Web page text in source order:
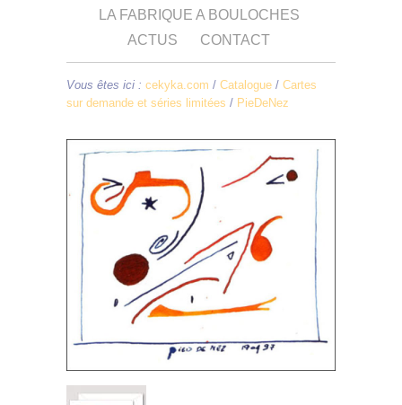
LA FABRIQUE A BOULOCHES
ACTUS
CONTACT
Vous êtes ici : cekyka.com / Catalogue / Cartes
sur demande et séries limitées / PieDeNez